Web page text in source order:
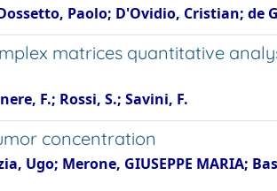
Paolo; D'Ovidio, Cristian; de
matrices quantitative
F.; Rossi, S.; Savini, F.
concentration
Ugo; Merone, GIUSEPPE MARIA;